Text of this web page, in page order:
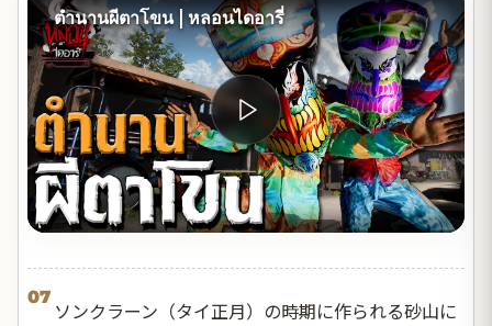
ตำนานผีตาโขน | หลอนไดอารี่
07
ソンクラーン（タイ正月）の時期に作られる砂山に